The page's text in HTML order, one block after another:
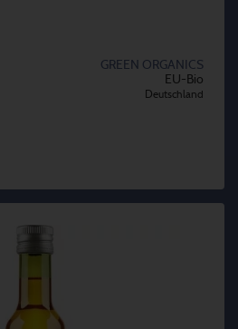
GREEN ORGANICS
EU-Bio
Deutschland